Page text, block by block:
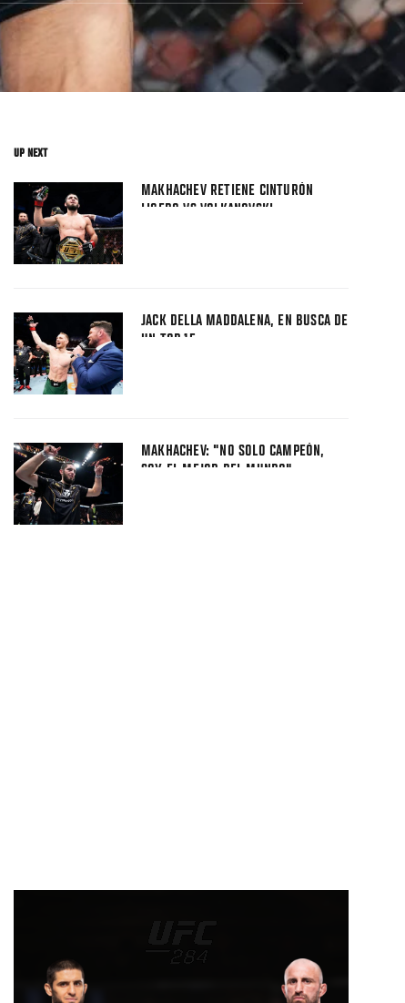
UP NEXT
MAKHACHEV RETIENE CINTURÓN
LIGERO VS VOLKANOVSKI
JACK DELLA MADDALENA, EN BUSCA DE
UN TOP 15
MAKHACHEV: "NO SOLO CAMPEÓN,
SOY EL MEJOR DEL MUNDO"